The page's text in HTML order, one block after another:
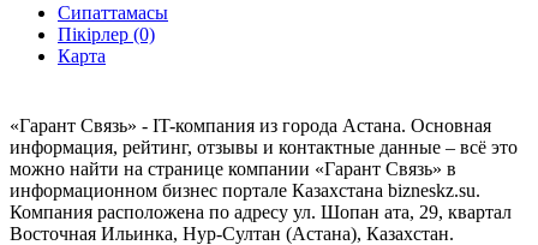
Сипаттамасы
Пікірлер (0)
Карта
«Гарант Связь» - IT-компания из города Астана. Основная
информация, рейтинг, отзывы и контактные данные – всё это
можно найти на странице компании «Гарант Связь» в
информационном бизнес портале Казахстана bizneskz.su.
Компания расположена по адресу ул. Шопан ата, 29, квартал
Восточная Ильинка, Нур-Султан (Астана), Казахстан.